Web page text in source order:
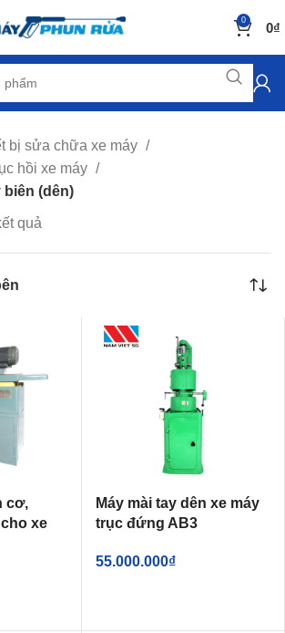
0 0₫
bị sửa chữa xe máy
hồi xe máy
biên (dên)
quả
cơ,
xe
Máy mài tay dên xe máy
trục đứng AB3
55.000.000₫